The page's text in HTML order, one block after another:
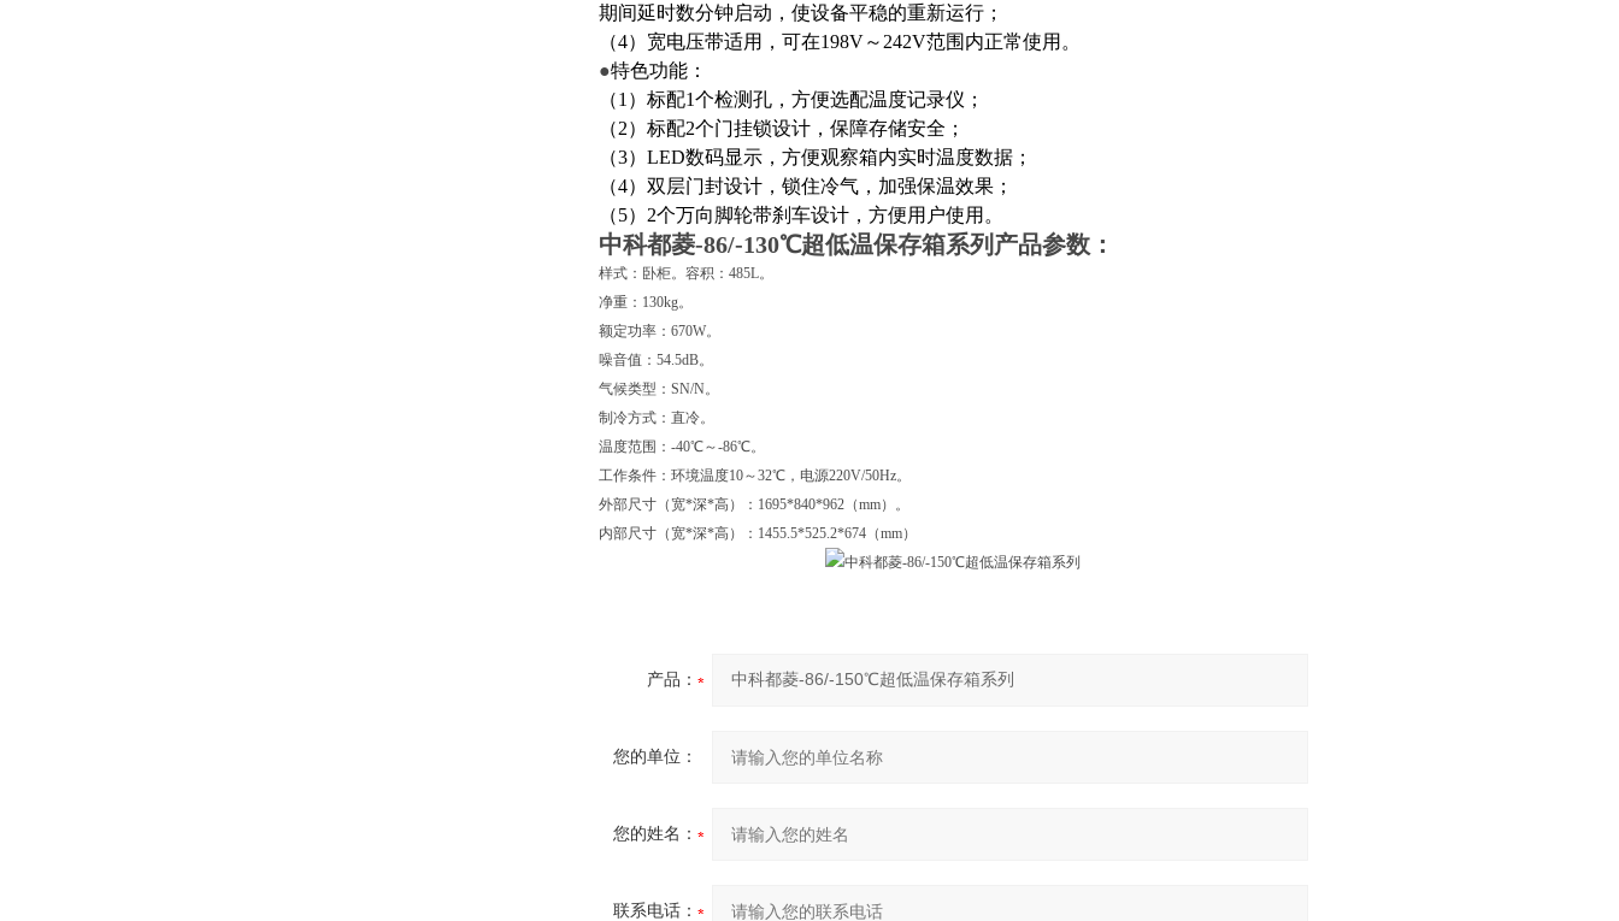
期间延时数分钟启动，使设备平稳的重新运行；
（4）宽电压带适用，可在198V～242V范围内正常使用。
●特色功能：
（1）标配1个检测孔，方便选配温度记录仪；
（2）标配2个门挂锁设计，保障存储安全；
（3）LED数码显示，方便观察箱内实时温度数据；
（4）双层门封设计，锁住冷气，加强保温效果；
（5）2个万向脚轮带刹车设计，方便用户使用。
中科都菱-86/-130℃超低温保存箱系列 产品参数：
样式：卧柜。容积：485L。
净重：130kg。
额定功率：670W。
噪音值：54.5dB。
气候类型：SN/N。
制冷方式：直冷。
温度范围：-40℃～-86℃。
工作条件：环境温度10～32℃，电源220V/50Hz。
外部尺寸（宽*深*高）：1695*840*962（mm）。
内部尺寸（宽*深*高）：1455.5*525.2*674（mm）
产品：
您的单位：
您的姓名：
联系电话：